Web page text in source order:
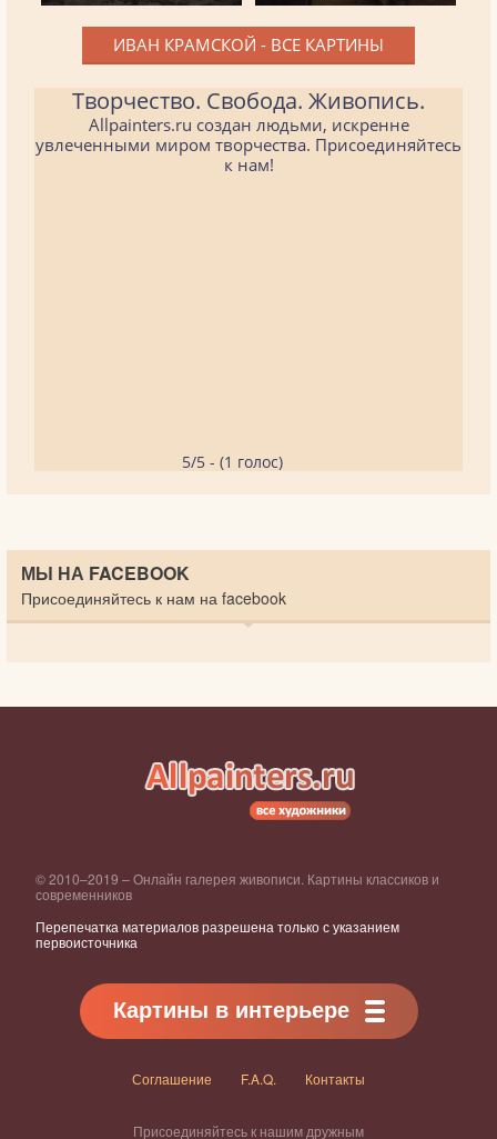
ИВАН КРАМСКОЙ - ВСЕ КАРТИНЫ
Творчество. Свобода. Живопись.
Allpainters.ru создан людьми, искренне
увлеченными миром творчества. Присоединяйтесь
к нам!
5/5 - (1 голос)
МЫ НА FACEBOOK
Присоединяйтесь к нам на facebook
© 2010–2019 – Онлайн галерея живописи. Картины классиков и
современников
Перепечатка материалов разрешена только с указанием
первоисточника
Картины в интерьере
Соглашение F.A.Q. Контакты
Присоединяйтесь к нашим дружным